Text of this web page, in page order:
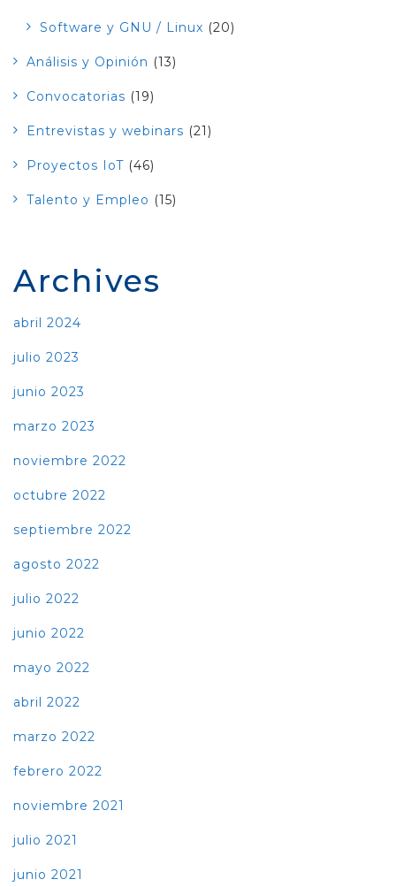
Software y GNU / Linux (20)
Análisis y Opinión (13)
Convocatorias (19)
Entrevistas y webinars (21)
Proyectos IoT (46)
Talento y Empleo (15)
Archives
abril 2024
julio 2023
junio 2023
marzo 2023
noviembre 2022
octubre 2022
septiembre 2022
agosto 2022
julio 2022
junio 2022
mayo 2022
abril 2022
marzo 2022
febrero 2022
noviembre 2021
julio 2021
junio 2021